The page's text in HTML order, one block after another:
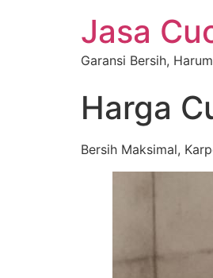
Jasa
Garansi Bersih,
Harga
Bersih Maksimal,